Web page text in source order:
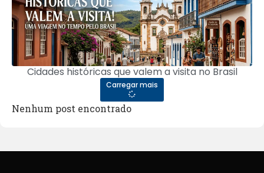
Cidades históricas que valem a visita no Brasil
Carregar mais
Nenhum post encontrado